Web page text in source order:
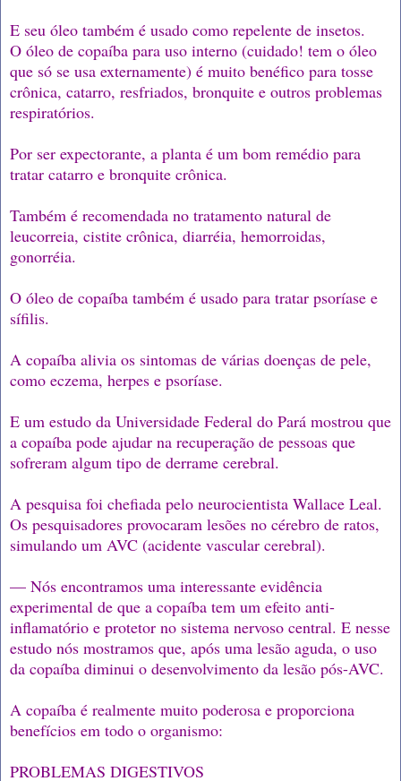
E seu óleo também é usado como repelente de insetos.
O óleo de copaíba para uso interno (cuidado! tem o óleo
que só se usa externamente) é muito benéfico para tosse
crônica, catarro, resfriados, bronquite e outros problemas
respiratórios.
Por ser expectorante, a planta é um bom remédio para
tratar catarro e bronquite crônica.
Também é recomendada no tratamento natural de
leucorreia, cistite crônica, diarréia, hemorroidas,
gonorréia.
O óleo de copaíba também é usado para tratar psoríase e
sífilis.
A copaíba alivia os sintomas de várias doenças de pele,
como eczema, herpes e psoríase.
E um estudo da Universidade Federal do Pará mostrou que
a copaíba pode ajudar na recuperação de pessoas que
sofreram algum tipo de derrame cerebral.
A pesquisa foi chefiada pelo neurocientista Wallace Leal.
Os pesquisadores provocaram lesões no cérebro de ratos,
simulando um AVC (acidente vascular cerebral).
— Nós encontramos uma interessante evidência
experimental de que a copaíba tem um efeito anti-
inflamatório e protetor no sistema nervoso central. E nesse
estudo nós mostramos que, após uma lesão aguda, o uso
da copaíba diminui o desenvolvimento da lesão pós-AVC.
A copaíba é realmente muito poderosa e proporciona
benefícios em todo o organismo:
PROBLEMAS DIGESTIVOS